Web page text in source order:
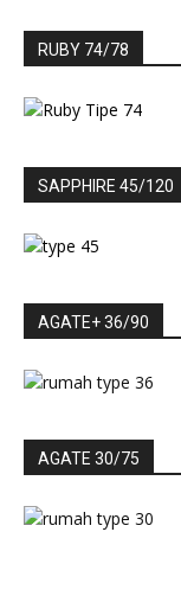
RUBY 74/78
SAPPHIRE 45/120
AGATE+ 36/90
AGATE 30/75